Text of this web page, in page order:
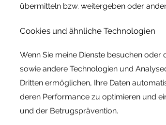
übermitteln bzw. weitergeben oder
Cookies und ähnliche Technologien
Wenn Sie meine Dienste besuchen
sowie andere Technologien und
Dritten ermöglichen, Ihre Daten
deren Performance zu optimieren und
und der Betrugsprävention.